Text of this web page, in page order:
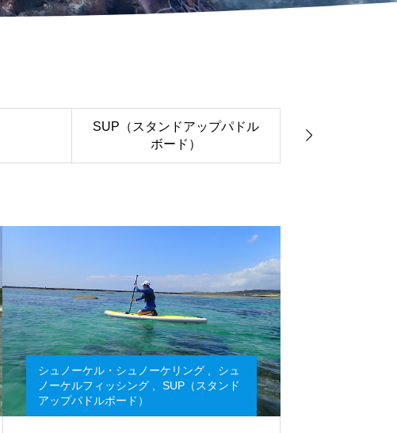
SUP（スタンドアップパドル
ボード）

シュノーケル・シュノーケリング
シュ
ノーケルフィッシング
SUP（スタンド
アップパドルボード）